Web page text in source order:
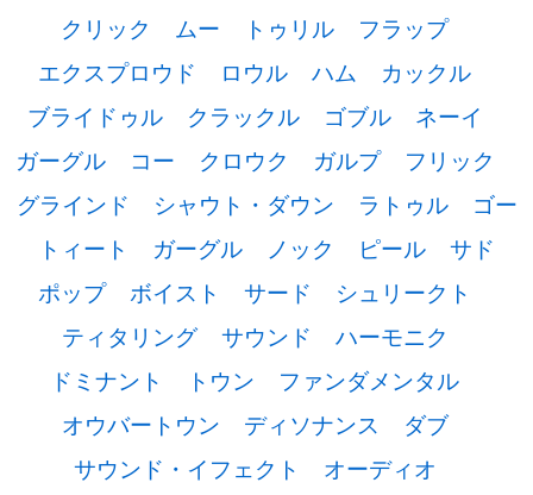
クリック
ムー トゥリル
フラップ
エクスプロウド
ロウル ハム
カックル
ブライドゥル
クラックル ゴブル
ネーイ
ガーグル
コー クロウク ガルプ
フリック
グラインド
シャウト・ダウン ラトゥル
ゴー
トィート
ガーグル ノック ピール
サド
ポップ
ボイスト サード
シュリークト
ティタリング
サウンド
ハーモニク
ドミナント
トウン
ファンダメンタル
オウバートウン
ディソナンス
ダブ
サウンド・イフェクト
オーディオ